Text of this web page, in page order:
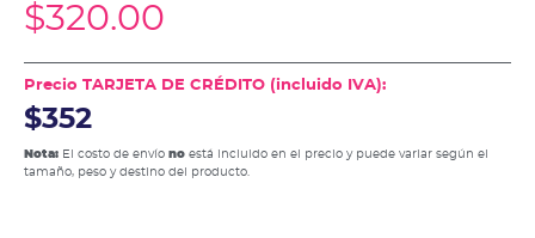
$320.00
Precio TARJETA DE CRÉDITO (incluido IVA):
$352
Nota: El costo de envío no está incluido en el precio y puede variar según el
tamaño, peso y destino del producto.